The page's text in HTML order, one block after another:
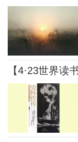
【4·23世界读